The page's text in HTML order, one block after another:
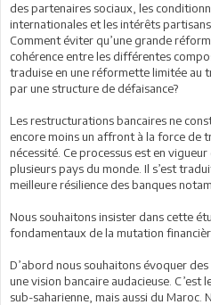
des partenaires sociaux, les
internationales et les intérêts
Comment éviter qu’une grande
cohérence entre les différentes
traduise en une réformette limitée au
par une structure de défaisance?
Les restructurations bancaires ne
encore moins un affront à la force de
nécessité. Ce processus est en
plusieurs pays du monde. Il s’est
meilleure résilience des banques
Nous souhaitons insister dans cette
fondamentaux de la mutation
D’abord nous souhaitons évoquer
une vision bancaire audacieuse. C’est
sub-saharienne, mais aussi du Maroc.